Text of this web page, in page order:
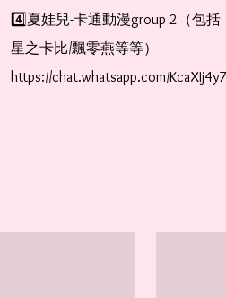
4️⃣夏娃兒-卡通動漫group 2（包
星之卡比/飄零燕等等）
https://chat.whatsapp.com/